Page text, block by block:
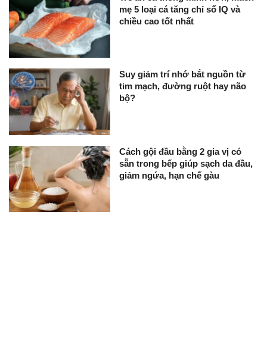
mẹ 5 loại cá tăng chỉ số IQ và
chiều cao tốt nhất
Suy giảm trí nhớ bắt nguồn từ
tim mạch, đường ruột hay não
bộ?
Cách gội đầu bằng 2 gia vị có
sẵn trong bếp giúp sạch da đầu,
giảm ngứa, hạn chế gàu